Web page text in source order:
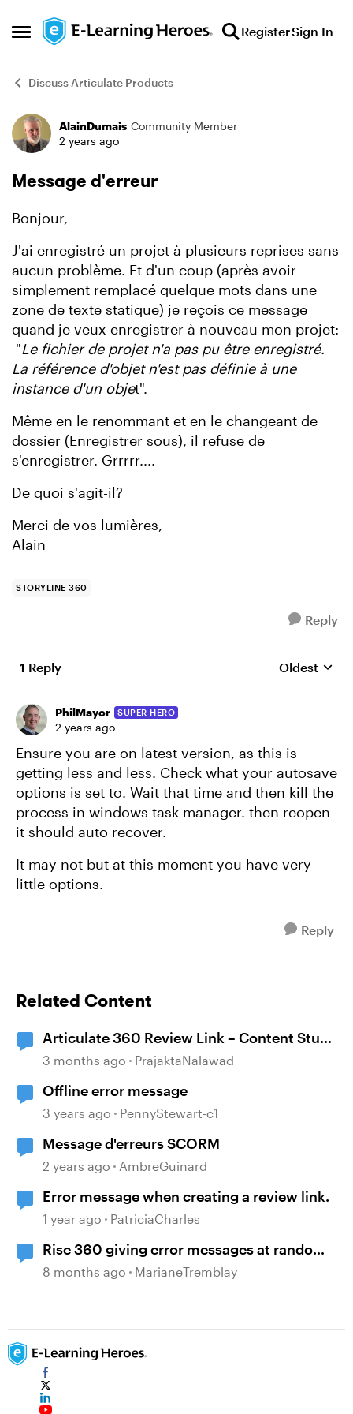
Open Side Menu
Skip to content RegisterSign In
Discuss Articulate Products
Forum Discussion
AlainDumais Community Member
2 years ago
Message d'erreur
Bonjour,
J'ai enregistré un projet à plusieurs reprises sans
aucun problème. Et d'un coup (après avoir
simplement remplacé quelque mots dans une
zone de texte statique) je reçois ce message
quand je veux enregistrer à nouveau mon projet:
"Le fichier de projet n'a pas pu être enregistré.
La référence d'objet n'est pas définie à une
instance d'un objet".
Même en le renommant et en le changeant de
dossier (Enregistrer sous), il refuse de
s'enregistrer. Grrrrr....
De quoi s'agit-il?
Merci de vos lumières,
Alain
STORYLINE 360
Reply
1 Reply Replies
Oldest
PhilMayor SUPER HERO
2 years ago
Ensure you are on latest version, as this is
getting less and less. Check what your autosave
options is set to. Wait that time and then kill the
process in windows task manager. then reopen
it should auto recover.
It may not but at this moment you have very
little options.
Reply
Related Content
Articulate 360 Review Link – Content Stuck
on “Still Processing” Message
3 months ago PrajaktaNalawad
Offline error message
3 years ago PennyStewart-c1
Message d'erreurs SCORM
2 years ago AmbreGuinard
Error message when creating a review link.
1 year ago PatriciaCharles
Rise 360 giving error messages at random
time and no longer loading content page
8 months ago MarianeTremblay